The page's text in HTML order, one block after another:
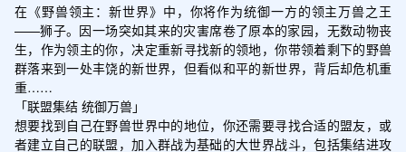
在《野兽领主：新世界》中，你将作为统御一方的领主万兽之王
——狮子。因一场突如其来的灾害席卷了原本的家园，无数动物丧
生，作为领主的你，决定重新寻找新的领地，你带领着剩下的野兽
群落来到一处丰饶的新世界，但看似和平的新世界，背后却危机重
重……
「联盟集结 统御万兽」
想要找到自己在野兽世界中的地位，你还需要寻找合适的盟友，或
者建立自己的联盟，加入群战为基础的大世界战斗，包括集结进攻